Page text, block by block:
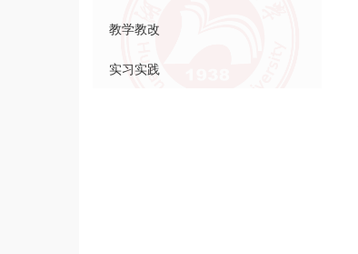
教学教改
实习实践